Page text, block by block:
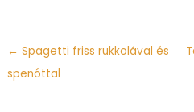
← Spagetti friss rukkolával és
spenóttal